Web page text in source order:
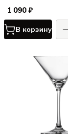
1 090 ₽
В корзину